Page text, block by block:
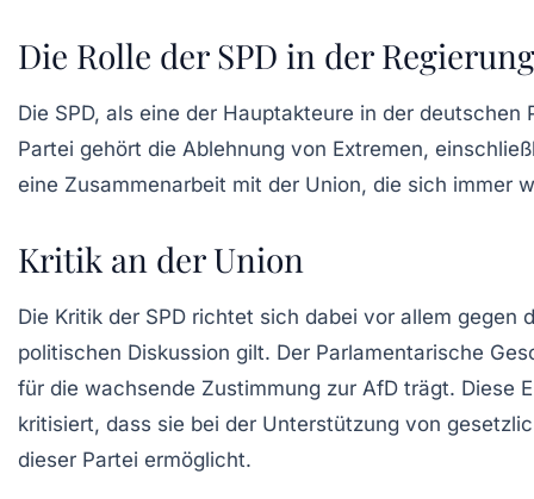
Die Rolle der SPD in der
Die SPD, als eine der Hauptakteure in der
Partei gehört die Ablehnung von Extremen,
eine Zusammenarbeit mit der Union, die sich immer
Kritik an der Union
Die Kritik der SPD richtet sich dabei vor allem gegen
politischen Diskussion gilt. Der Parlamentarische
für die wachsende Zustimmung zur AfD trägt. Diese
kritisiert, dass sie bei der Unterstützung von
dieser Partei ermöglicht.